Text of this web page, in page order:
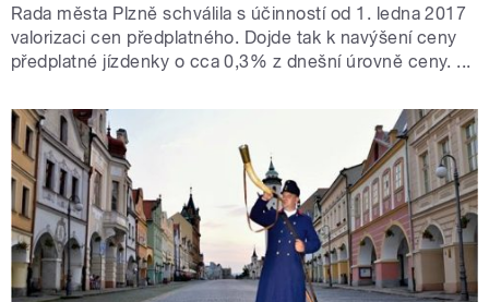
Rada města Plzně schválila s účinností od 1. ledna 2017
valorizaci cen předplatného. Dojde tak k navýšení ceny
předplatné jízdenky o cca 0,3% z dnešní úrovně ceny. ...